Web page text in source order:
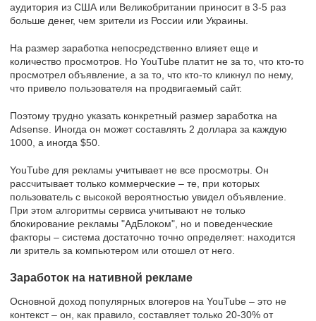
аудитория из США или Великобритании приносит в 3-5 раз
больше денег, чем зрители из России или Украины.
На размер заработка непосредственно влияет еще и
количество просмотров. Но YouTube платит не за то, что кто-то
просмотрел объявление, а за то, что кто-то кликнул по нему,
что привело пользователя на продвигаемый сайт.
Поэтому трудно указать конкретный размер заработка на
Adsense. Иногда он может составлять 2 доллара за каждую
1000, а иногда $50.
YouTube для рекламы учитывает не все просмотры. Он
рассчитывает только коммерческие – те, при которых
пользователь с высокой вероятностью увидел объявление.
При этом алгоритмы сервиса учитывают не только
блокирование рекламы "АдБлоком", но и поведенческие
факторы – система достаточно точно определяет: находится
ли зритель за компьютером или отошел от него.
Заработок на нативной рекламе
Основной доход популярных влогеров на YouTube – это не
контекст – он, как правило, составляет только 20-30% от